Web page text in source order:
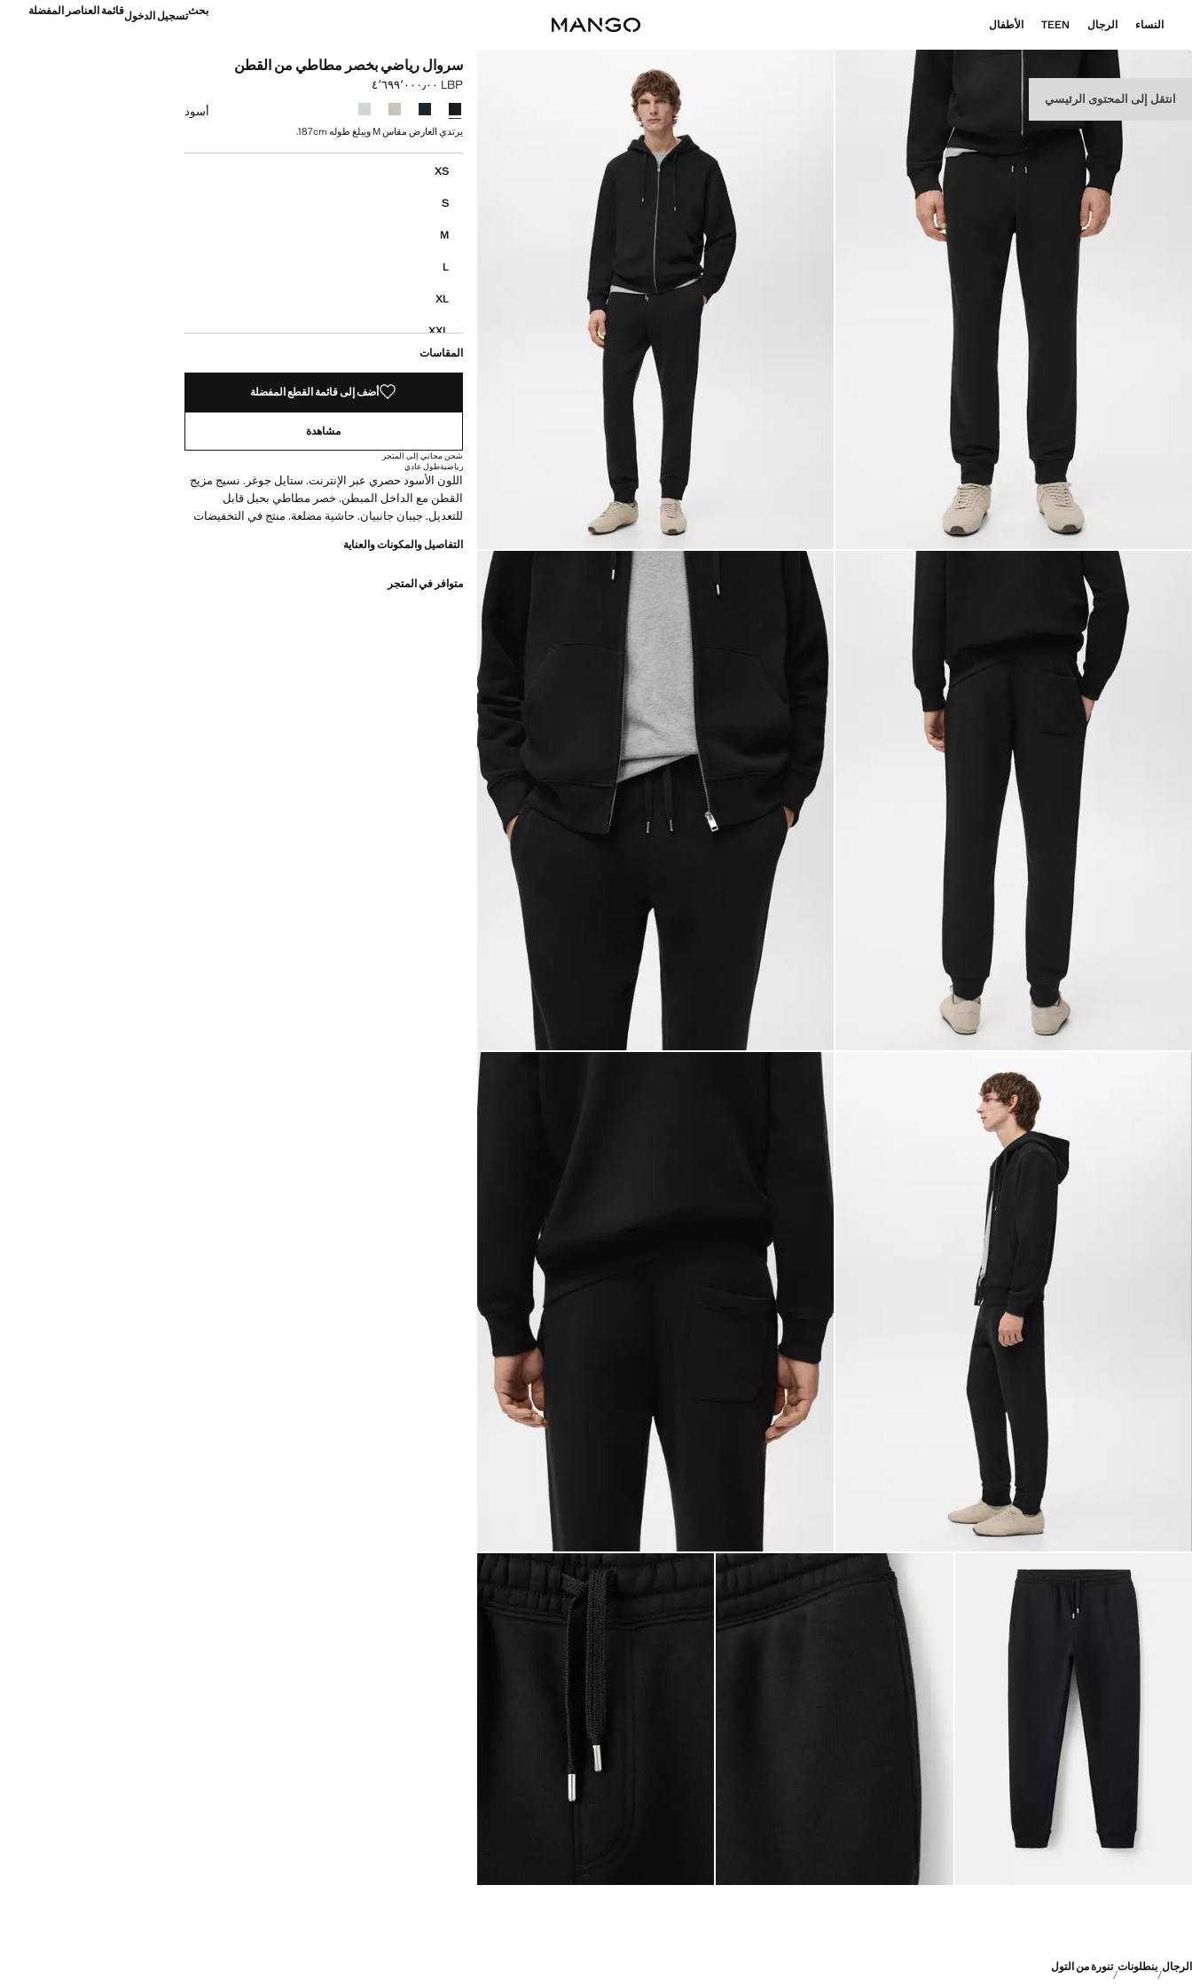
انتقل إلى المحتوى الرئيسي
النساء الرجال TEEN الأطفال
بحثتسجيل الدخولقائمة العناصر المفضلة
سروال رياضي بخصر مطاطي من القطن
السعر الحالي [LBP ٤٬٦٩٩٬٠٠٠٫٠٠ ]
LBP ٤٬٦٩٩٬٠٠٠٫٠٠
حدد اللون
أسود
يرتدي العارض مقاس M ويبلغ طوله 187cm.
XS
S
M
L
XL
XXL
المقاسات
أضف إلى قائمة القطع المفضلة
مشاهدة
شحن مجاني إلى المتجر
رياضيةطول عادي
اللون الأسود حصري عبر الإنترنت. ستايل جوغر. نسيج مزيج
القطن مع الداخل المبطن. خصر مطاطي بحبل قابل
للتعديل. جيبان جانبيان. حاشية مضلعة. منتج في التخفيضات
التفاصيل والمكونات والعناية
متوافر في المتجر
الرجال بنطلونات تنورة من التول